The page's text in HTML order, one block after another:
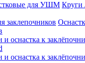
Круги
и оснастка к
и оснастка к